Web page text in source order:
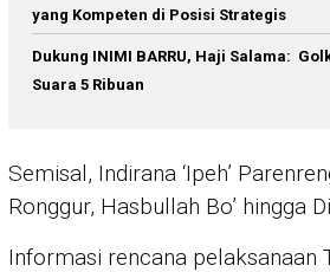
yang Kompeten di Posisi Strategis
Dukung INIMI BARRU, Haji Salama:
Suara 5 Ribuan
Semisal, Indirana ‘Ipeh’
Ronggur, Hasbullah Bo’ hingga
Informasi rencana pelaksanaan